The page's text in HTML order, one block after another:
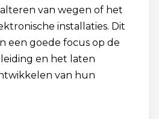
van wegen of het
installaties. Dit
een goede focus op de
en het laten
van hun